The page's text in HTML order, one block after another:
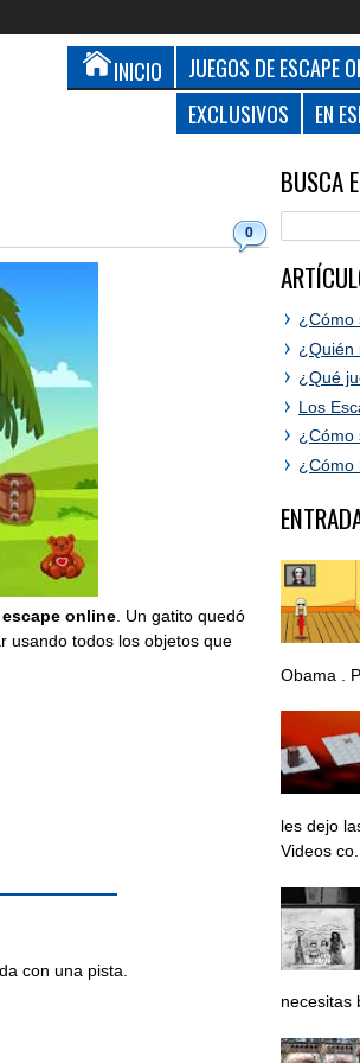
INICIO JUEGOS DE ESCAPE
EXCLUSIVOS
EN
0
online . Un gatito quedó
usando todos los objetos que
con una pista.
BUSCA
¿Cómo
¿Quién
¿Qué
Los
¿Cómo
¿Cómo
Obama .
les dejo
Videos co...
necesitas